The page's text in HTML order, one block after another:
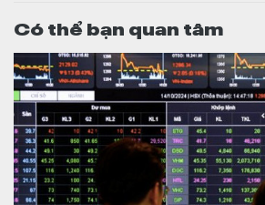
Có thể bạn quan tâm